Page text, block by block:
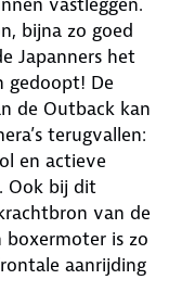
bijna zo goed
Japanners het
gedoopt! De
de Outback kan
terugvallen:
en actieve
Ook bij dit
van de
is zo
aanrijding